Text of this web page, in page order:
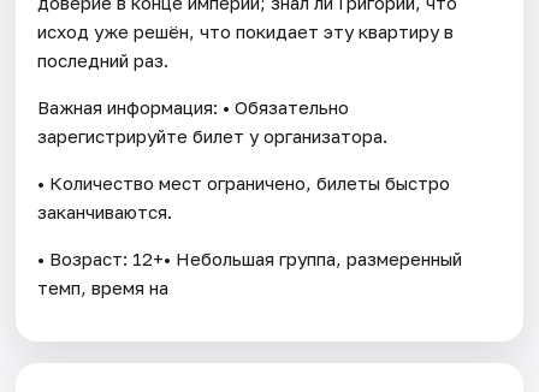
исход уже решён, что покидает эту квартиру в
последний раз.
Важная информация: • Обязательно
зарегистрируйте билет у организатора.
• Количество мест ограничено, билеты быстро
заканчиваются.
• Возраст: 12+• Небольшая группа, размеренный
темп, время на